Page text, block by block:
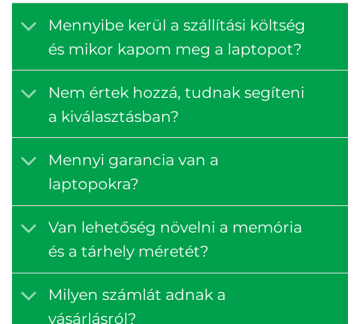
Mennyibe kerül a szállítási költség
és mikor kapom meg a laptopot?
Nem értek hozzá, tudnak segíteni
a kiválasztásban?
Mennyi garancia van a
laptopokra?
Van lehetőség növelni a memória
és a tárhely méretét?
Milyen számlát adnak a
vásárlásról?